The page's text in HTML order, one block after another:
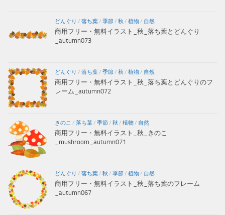
どんぐり / 落ち葉/ 季節/ 秋 / 植物/ 自然
商用フリー・無料イラスト_秋_落ち葉とどんぐり
_autumn073
どんぐり / 落ち葉/ 季節/ 秋 / 植物/ 自然
商用フリー・無料イラスト_秋_落ち葉とどんぐりのフ
レーム_autumn072
きのこ / 落ち葉/ 季節/ 秋 / 植物/ 自然
商用フリー・無料イラスト_秋_きのこ
_mushroom_autumn071
どんぐり / 落ち葉/ 秋 / 季節/ 植物/ 自然
商用フリー・無料イラスト_秋_落ち葉のフレーム
_autumn067